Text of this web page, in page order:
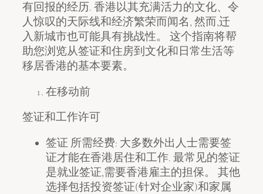
有回报的经历. 香港以其充满活力的文化、令
人惊叹的天际线和经济繁荣而闻名, 然而,迁
入新城市也可能具有挑战性。 这个指南将帮
助您浏览从签证和住房到文化和日常生活等
移居香港的基本要素。
在移动前
签证和工作许可
签证 所需经费: 大多数外出人士需要签
证才能在香港居住和工作. 最常见的签证
是就业签证,需要香港雇主的担保。 其他
选择包括投资签证(针对企业家)和家属